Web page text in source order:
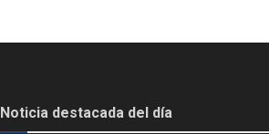
Noticia destacada del día